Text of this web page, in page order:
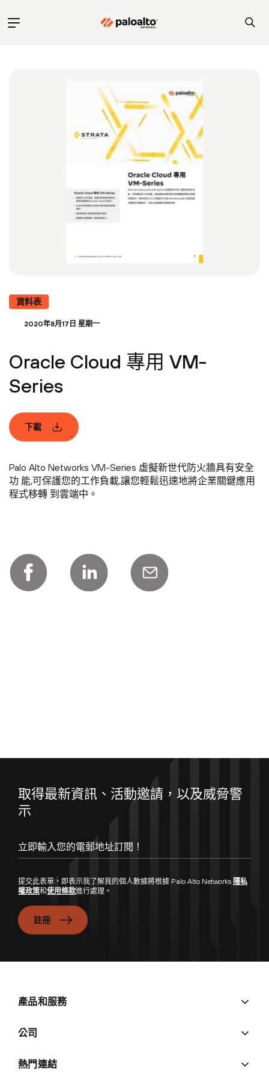
資料表
2020年8月17日 星期一
Oracle Cloud 專用 VM-
Series
下載
Palo Alto Networks VM-Series 虛擬新世代防火牆具有安全
功 能,可保護您的工作負載,讓您輕鬆迅速地將企業關鍵應用
程式移轉 到雲端中。
取得最新資訊、活動邀請，以及威脅警
示
提交此表單，即表示我了解我的個人數據將根據 Palo Alto Networks 隱私
權政策和使用條款進行處理。
註冊
產品和服務
公司
熱門連結